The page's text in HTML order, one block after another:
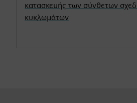
κατασκευής των σύνθετων
κυκλωμάτων